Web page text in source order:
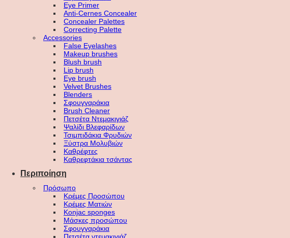
Eye Primer
Anti-Cernes Concealer
Concealer Palettes
Correcting Palette
Accessories
False Eyelashes
Makeup brushes
Blush brush
Lip brush
Eye brush
Velvet Brushes
Blenders
Σφουγγαράκια
Brush Cleaner
Πετσέτα Ντεμακιγιάζ
Ψαλίδι Βλεφαρίδων
Τσιμπιδάκια Φρυδιών
Ξύστρα Μολυβιών
Καθρέφτες
Καθρεφτάκια τσάντας
Περιποίηση
Πρόσωπο
Κρέμες Προσώπου
Κρέμες Ματιών
Konjac sponges
Μάσκες προσώπου
Σφουγγαράκια